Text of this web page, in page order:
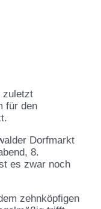
zuletzt
für den
Dorfmarkt
8.
es zwar noch
zehnköpfigen